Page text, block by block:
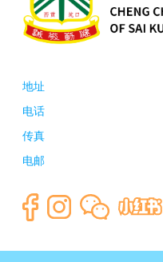
地址
电话
传真
电邮